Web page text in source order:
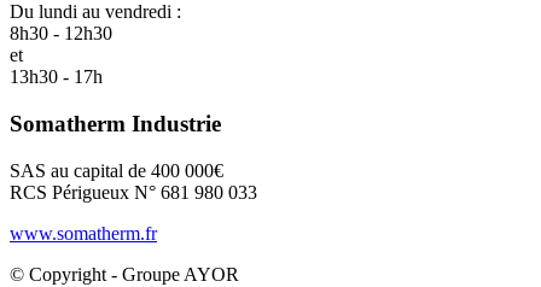
Du lundi au vendredi :
8h30 - 12h30
et
13h30 - 17h
Somatherm Industrie
SAS au capital de 400 000€
RCS Périgueux N° 681 980 033
www.somatherm.fr
© Copyright - Groupe AYOR